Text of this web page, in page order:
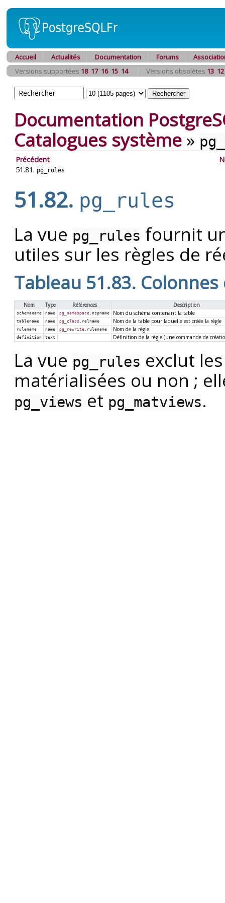
Accueil Actualités Documentation Forums
Versions supportées 18 17 16 15 14 Versions obsolètes 13 12
Documentation
Catalogues système »
Précédent
51.81. pg_roles
51.82. pg_rules
La vue pg_rules fournit
utiles sur les règles de
Tableau 51.83.
Nom Type Références Description
schemaname name pg_namespace.nspname Nom du schéma contenant la table
tablename name pg_class .relname Nom de la table pour laquelle est créée la règle
rulename name pg_rewrite.rulename Nom de la règle
definition text Définition de la règle (une commande de
La vue pg_rules exclut
matérialisées ou non ;
pg_views et pg_matviews.